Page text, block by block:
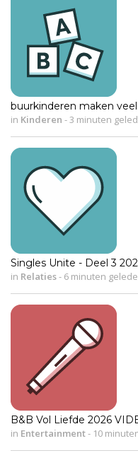
buurkinderen maken
in Kinderen - 3 minuten
Singles Unite - Deel 3
in Relaties- 6 minuten
B&B Vol Liefde 2026
in Entertainment- 10